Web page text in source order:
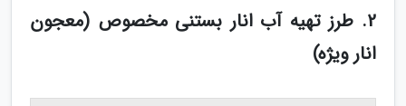
2. طرز تهیه آب انار بستنی مخصوص (معجون
انار ویژه)